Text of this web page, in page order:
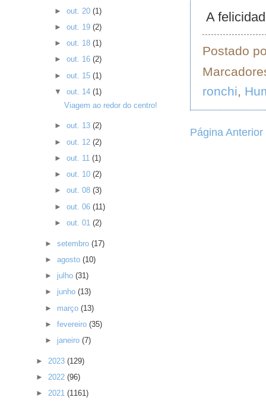
A
Postado
ronchi,
Página Anterior
► out. 20 (1)
► out. 19 (2)
► out. 18 (1)
► out. 16 (2)
► out. 15 (1)
▼ out. 14 (1)
Viagem ao redor do centro!
► out. 13 (2)
► out. 12 (2)
► out. 11 (1)
► out. 10 (2)
► out. 08 (3)
► out. 06 (11)
► out. 01 (2)
►setembro(17)
►agosto(10)
► julho(31)
► junho(13)
► março(13)
►fevereiro(35)
► janeiro(7)
► 2023 (129)
► 2022 (96)
► 2021 (1161)